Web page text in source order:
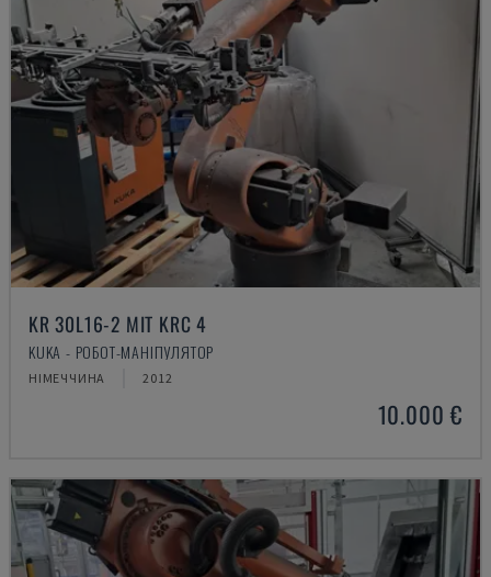
KR 30L16-2 MIT KRC 4
KUKA - РОБОТ-МАНІПУЛЯТОР
НІМЕЧЧИНА 2012
10.000 €